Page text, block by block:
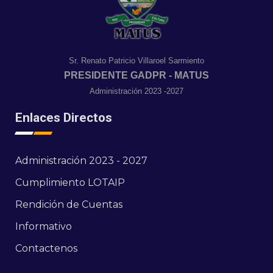
Sr. Renato Patricio Villaroel Sarmiento
PRESIDENTE GADPR - MATUS
Administración 2023 -2027
Enlaces Directos
Administración 2023 - 2027
Cumplimiento LOTAIP
Rendición de Cuentas
Informativo
Contactenos